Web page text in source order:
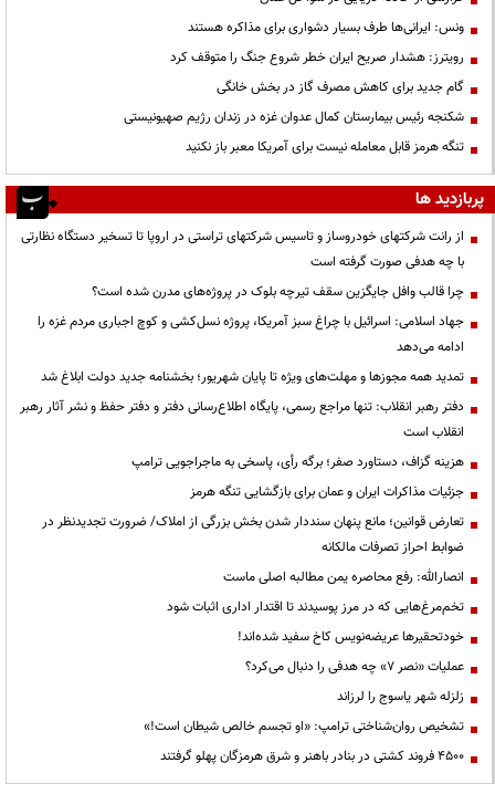
ونس: ایرانی‌ها طرف بسیار دشواری برای مذاکره هستند
رویترز: هشدار صریح ایران خطر شروع جنگ را متوقف کرد
گام جدید برای کاهش مصرف گاز در بخش خانگی
شکنجه رئیس بیمارستان کمال عدوان غزه در زندان رژیم صهیونیستی
تنگه هرمز قابل معامله نیست برای آمریکا معبر باز نکنید
پربازدید ها
از رانت‌ شرکتهای خودروساز و تاسیس شرکتهای تراستی در اروپا تا تسخیر دستگاه نظارتی
با چه هدفی صورت گرفته است
چرا قالب وافل جایگزین سقف تیرچه بلوک در پروژه‌های مدرن شده است؟
جهاد اسلامی: اسرائیل با چراغ سبز آمریکا، پروژه نسل‌کشی و کوچ اجباری مردم غزه را
ادامه می‌دهد
تمدید همه مجوزها و مهلت‌های ویژه تا پایان شهریور؛ بخشنامه جدید دولت ابلاغ شد
دفتر رهبر انقلاب: تنها مراجع رسمی، پایگاه اطلاع‌رسانی دفتر و دفتر حفظ و نشر آثار رهبر
انقلاب است
هزینه گزاف، دستاورد صفر؛ برگه رأی، پاسخی به ماجراجویی ترامپ
جزئیات مذاکرات ایران و عمان برای بازگشایی تنگه هرمز
تعارض قوانین؛ مانع پنهان سنددار شدن بخش بزرگی از املاک/ ضرورت تجدیدنظر در
ضوابط احراز تصرفات مالکانه
انصارالله: رفع محاصره یمن مطالبه اصلی ماست
تخم‌مرغ‌هایی که در مرز پوسیدند تا اقتدار اداری اثبات شود
خودتحقیرها عریضه‌نویس کاخ سفید شده‌اند!
عملیات «نصر ۷» چه هدفی را دنبال می‌کرد؟
زلزله شهر یاسوج را لرزاند
تشخیص روان‌شناختی ترامپ: «او تجسم خالص شیطان است!»
۴۵۰۰ فروند کشتی در بنادر باهنر و شرق هرمزگان پهلو گرفتند